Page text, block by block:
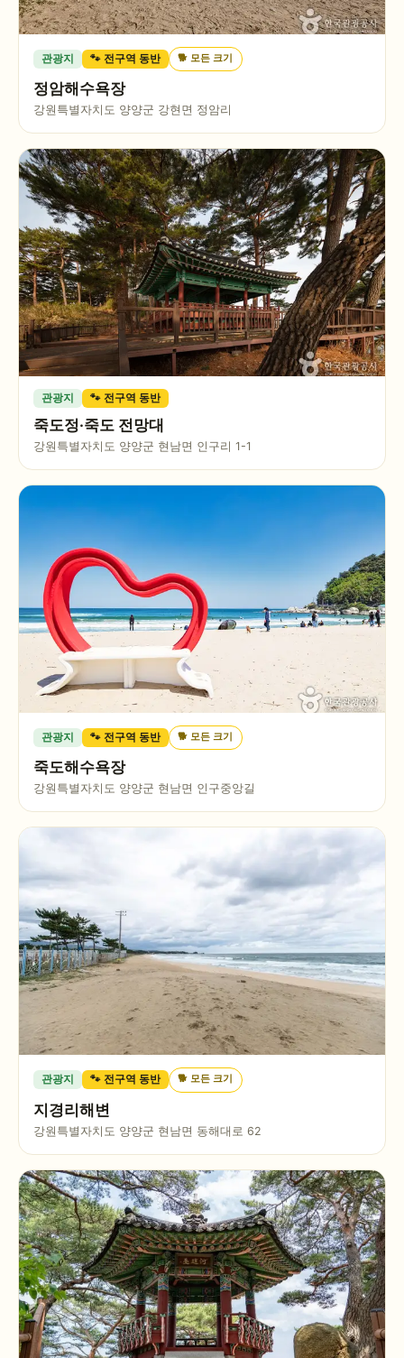
관광지 🐾 전구역 동반 🐕모든 크기
정암해수욕장
강원특별자치도 양양군 강현면 정암리
관광지 🐾 전구역 동반
죽도정·죽도 전망대
강원특별자치도 양양군 현남면 인구리 1-1
관광지 🐾 전구역 동반 🐕모든 크기
죽도해수욕장
강원특별자치도 양양군 현남면 인구중앙길
관광지 🐾 전구역 동반 🐕모든 크기
지경리해변
강원특별자치도 양양군 현남면 동해대로 62